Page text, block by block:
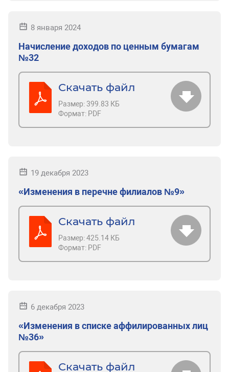
8 января 2024
Начисление доходов по ценным бумагам
№32
Скачать файл
Размер:399.83 КБ
Формат: PDF
19 декабря 2023
«Изменения в перечне филиалов №9»
Скачать файл
Размер:425.14 КБ
Формат: PDF
6 декабря 2023
«Изменения в списке аффилированных лиц
№36»
Скачать файл